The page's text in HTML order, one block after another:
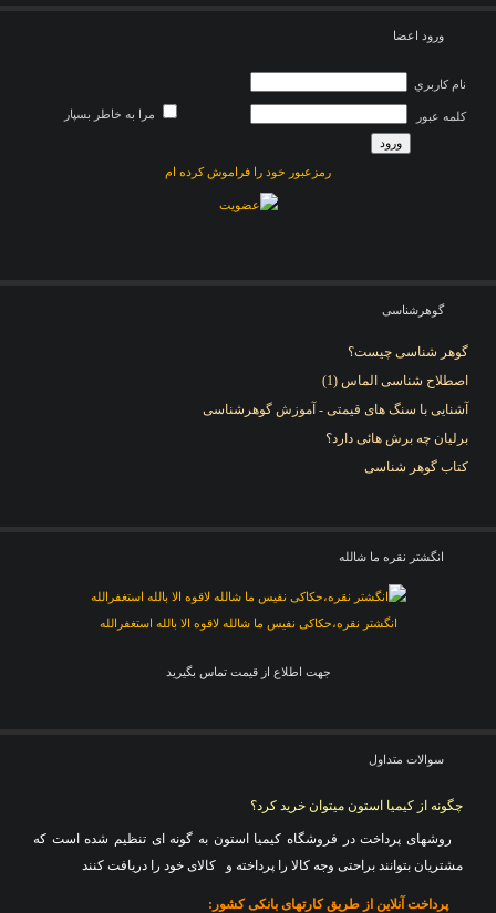
ورود اعضا
نام کاربري
کلمه عبور مرا به خاطر بسپار
رمزعبور خود را فراموش کرده ام
گوهرشناسی
گوهر شناسی چیست؟
اصطلاح شناسی الماس (1)
آشنایی با سنگ های قیمتی - آموزش گوهرشناسی
برلیان چه برش هائی دارد؟
کتاب گوهر شناسی
انگشتر نقره ما شالله
انگشتر نقره،حکاکی نفیس ما شالله لاقوه الا بالله استغفرالله
جهت اطلاع از قیمت تماس بگیرید
سوالات متداول
چگونه از کیمیا استون میتوان خرید کرد؟
روشهای پرداخت در فروشگاه کیمیا استون به گونه ای تنظیم شده است که
مشتریان بتوانند براحتی وجه کالا را پرداخته و
کالای خود را دریافت کنند
پرداخت آنلاین از طریق کارتهای بانکی کشور :